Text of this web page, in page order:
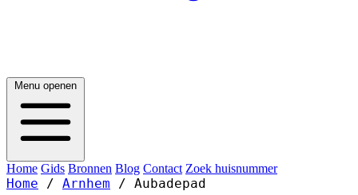
Menu openen
Home Gids Bronnen Blog Contact Zoek huisnummer
Home / Arnhem / Aubadepad